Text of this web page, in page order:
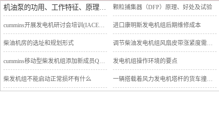
颗粒捕集器（DFP）原理、好处及试验
cummins开展发电机研讨会培训(IACET)认证工作 进口康明斯发电机组后期维修成本
柴油机房的选址和规划形式 调节柴油发电机组风扇皮带涨紧度需要注意哪些
cummins移动型柴发机组添加新成员QSB5-G11系列 发电机组操作环境的要点
柴发机组不能启动正常损坏有什么 一辆搭载着风力发电机塔杆的货车撞上车行天桥导致道路交通中断